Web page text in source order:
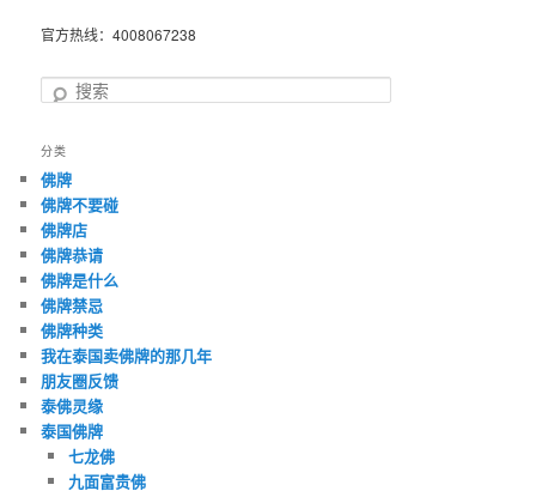
官方热线：4008067238
搜
分类
佛牌
佛牌不要碰
佛牌店
佛牌恭请
佛牌是什么
佛牌禁忌
佛牌种类
我在泰国卖佛牌的那几年
朋友圈反馈
泰佛灵缘
泰国佛牌
七龙佛
九面富贵佛